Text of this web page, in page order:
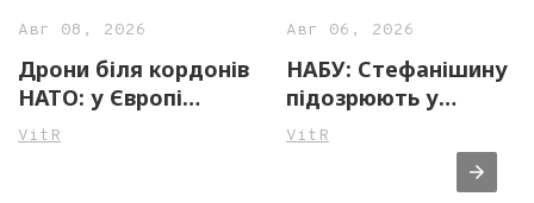
Авг 08, 2026
Дрони біля кордонів
НАТО: у Європі
фіксують небезпечні
VitR
Авг 06, 2026
НАБУ: Стефанішину
підозрюють у
незаконному
збагаченні на майже
VitR